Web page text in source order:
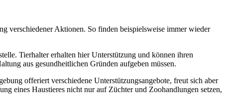
verschiedener Aktionen. So finden beispielsweise immer wieder
Tierhalter erhalten hier Unterstützung und können ihren
aus gesundheitlichen Gründen aufgeben müssen.
offeriert verschiedene Unterstützungsangebote, freut sich aber
eines Haustieres nicht nur auf Züchter und Zoohandlungen setzen,